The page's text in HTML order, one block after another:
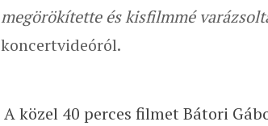
megörökítette és kisfilmmé
koncertvideóról.
A közel 40 perces filmet Bátori